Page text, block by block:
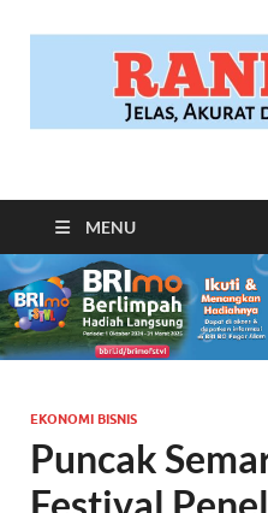
MENU
EKONOMI BISNIS
Puncak